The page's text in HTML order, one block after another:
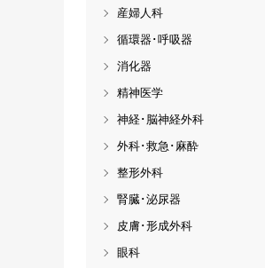
産婦人科
循環器･呼吸器
消化器
精神医学
神経･脳神経外科
外科･救急･麻酔
整形外科
腎臓･泌尿器
皮膚･形成外科
眼科